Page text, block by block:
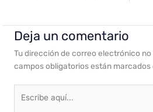
Deja un comentario
Tu dirección de correo electrónico
campos obligatorios están marcados
aquí...